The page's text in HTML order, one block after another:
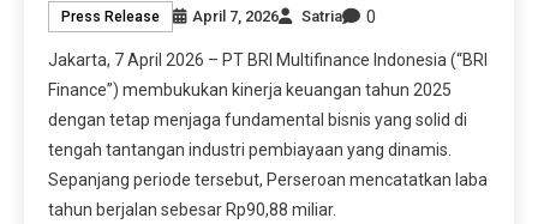
Press Release April 7, 2026 Satria 0
Jakarta, 7 April 2026 – PT BRI Multifinance Indonesia (“BRI
Finance”) membukukan kinerja keuangan tahun 2025
dengan tetap menjaga fundamental bisnis yang solid di
tengah tantangan industri pembiayaan yang dinamis.
Sepanjang periode tersebut, Perseroan mencatatkan laba
tahun berjalan sebesar Rp90,88 miliar.